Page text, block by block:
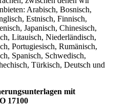
Arabisch, Bosnisch,
Estnisch, Finnisch,
Japanisch, Chinesisch,
Litauisch, Niederländisch,
Portugiesisch, Rumänisch,
Spanisch, Schwedisch,
Türkisch, Deutsch und
mit
17100